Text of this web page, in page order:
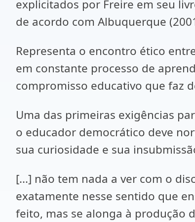
explicitados por Freire em seu
de acordo com Albuquerque
Representa o encontro ético
em constante processo de
compromisso educativo que faz
Uma das primeiras exigências
o educador democrático deve
sua curiosidade e sua
[...] não tem nada a ver com o
exatamente nesse sentido que
feito, mas se alonga à produção